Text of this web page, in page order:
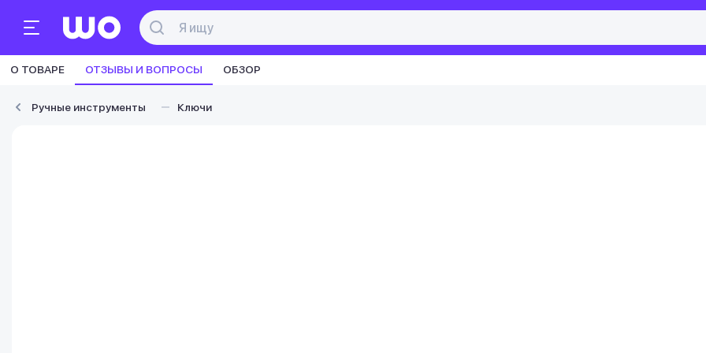
О ТОВАРЕ ОТЗЫВЫ И ВОПРОСЫ ОБЗОР
Ручные инструменты Ключи